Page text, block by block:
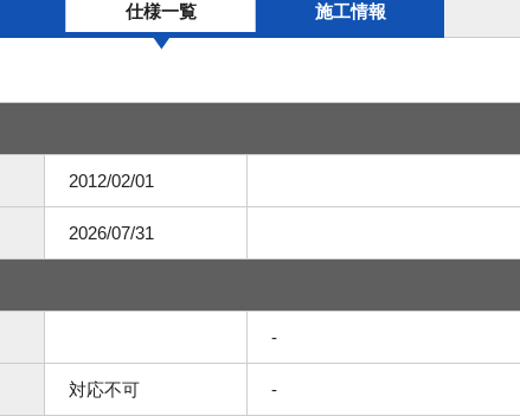
仕様一覧 施工情報
2012/02/01
2026/07/31
-
対応不可 -